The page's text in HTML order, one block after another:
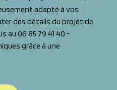
adapté à vos
des détails du projet de
au 06 85 79 41 40 -
grâce à une